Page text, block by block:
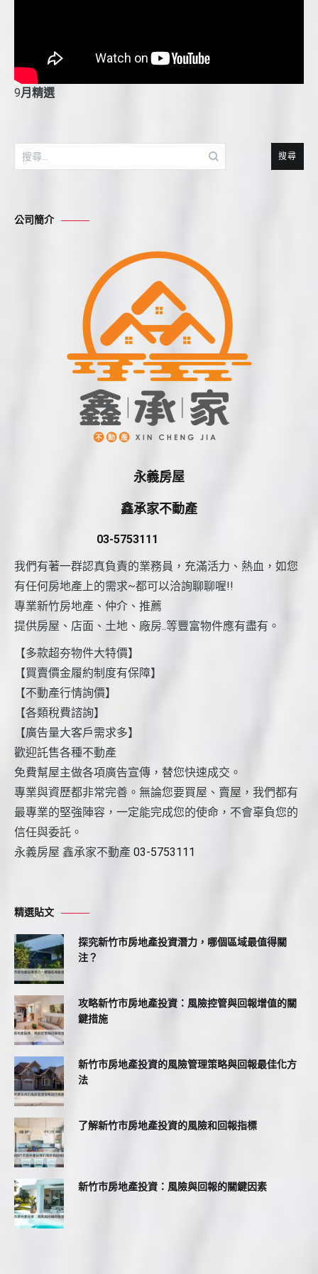
9月精選
搜
尋
字:
公司簡介
永義房屋
鑫承家不動產
03-5753111
我們有著一群認真負責的業務員，充滿活力、熱血，如您
有任何房地產上的需求~都可以洽詢聊聊喔!!
專業新竹房地產、仲介、推薦
提供房屋、店面、土地、廠房..等豐富物件應有盡有。
【多款超夯物件大特價】
【買賣價金履約制度有保障】
【不動產行情詢價】
【各類稅費諮詢】
【廣告量大客戶需求多】
歡迎託售各種不動產
免費幫屋主做各項廣告宣傳，替您快速成交。
專業與資歷都非常完善。無論您要買屋、賣屋，我們都有
最專業的堅強陣容，一定能完成您的使命，不會辜負您的
信任與委託。
永義房屋 鑫承家不動產 03-5753111
精選貼文
探究新竹市房地產投資潛力，哪個區域最值得關
注？
攻略新竹市房地產投資：風險控管與回報增值的關
鍵措施
新竹市房地產投資的風險管理策略與回報最佳化方
法
了解新竹市房地產投資的風險和回報指標
新竹市房地產投資：風險與回報的關鍵因素